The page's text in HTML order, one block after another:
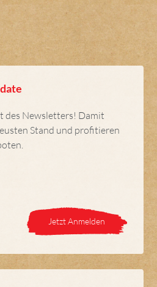
des Newsletters! Damit
Stand und profitieren
Jetzt Anmelden